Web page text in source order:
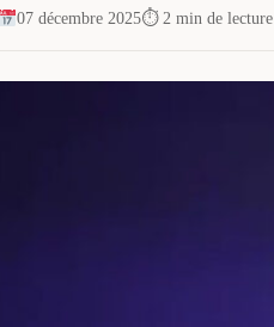
07 décembre 2025⏱ 2 min de lecture